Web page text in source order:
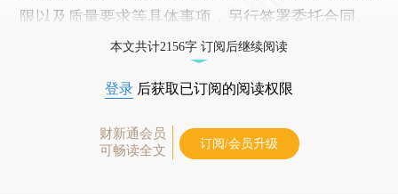
限以及质量要求等具体事项，另行签署委托合同。
本文共计2156字 订阅后继续阅读
登录 后获取已订阅的阅读权限
财新通会员
可畅读全文
订阅/会员升级